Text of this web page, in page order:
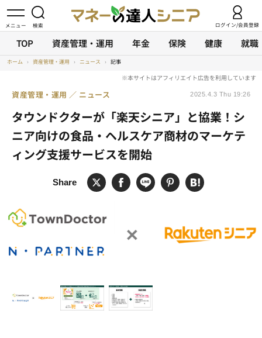
ログイン/会員登録
TOP 資産管理・運用 年金 保険 健康 就職
ホーム › 資産管理・運用 › ニュース › 記事
タウンドクターが「楽天シニア」と協業！シ
ニア向けの食品・ヘルスケア商材のマーケテ
ィング支援サービスを開始
資産管理・運用 ニュース 2025.4.3 Thu 19:26